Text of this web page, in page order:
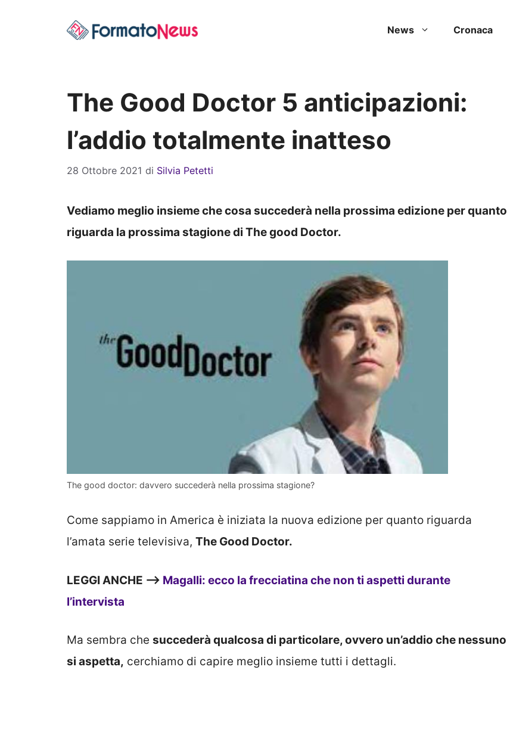
News Cronaca
The Good Doctor 5 anticipazioni:
l’addio totalmente inatteso
28 Ottobre 2021 di Silvia Petetti
Vediamo meglio insieme che cosa succederà nella prossima edizione per quanto
riguarda la prossima stagione di The good Doctor.
The good doctor: davvero succederà nella prossima stagione?
Come sappiamo in America è iniziata la nuova edizione per quanto riguarda
l’amata serie televisiva, The Good Doctor.
LEGGI ANCHE —> Magalli: ecco la frecciatina che non ti aspetti durante
l’intervista
Ma sembra che succederà qualcosa di particolare, ovvero un’addio che nessuno
si aspetta, cerchiamo di capire meglio insieme tutti i dettagli.